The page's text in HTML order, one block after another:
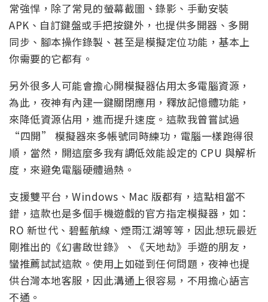
常強悍，除了常見的螢幕截圖、錄影、手動安裝
APK、自訂鍵盤或手把按鍵外，也提供多開器、多開
同步、腳本操作錄製、甚至是模擬定位功能，基本上
你需要的它都有。
另外很多人可能會擔心開模擬器佔用太多電腦資源，
為此，夜神有內建一鍵關閉應用，釋放記憶體功能，
來降低資源佔用，進而提升速度。這款我曾嘗試過
“四開” 模擬器來多帳號同時練功，電腦一樣跑得很
順，當然，開這麼多我有調低效能設定的 CPU 與解析
度，來避免電腦硬體過熱。
支援雙平台，Windows、Mac 版都有，這點相當不
錯，這款也是多個手機遊戲的官方指定模擬器，如：
RO 新世代、碧藍航線、煙雨江湖等等，因此想玩最近
剛推出的《幻書啟世錄》、《天地劫》手遊的朋友，
蠻推薦試試這款。使用上如碰到任何問題，夜神也提
供台灣本地客服，因此溝通上很容易，不用擔心語言
不通。